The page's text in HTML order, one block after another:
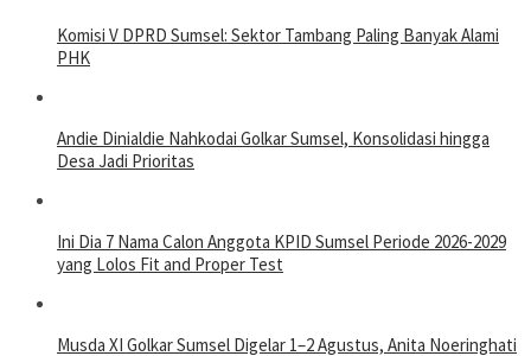
Komisi V DPRD Sumsel: Sektor Tambang Paling Banyak Alami
PHK
Andie Dinialdie Nahkodai Golkar Sumsel, Konsolidasi hingga
Desa Jadi Prioritas
Ini Dia 7 Nama Calon Anggota KPID Sumsel Periode 2026-2029
yang Lolos Fit and Proper Test
Musda XI Golkar Sumsel Digelar 1–2 Agustus, Anita Noeringhati